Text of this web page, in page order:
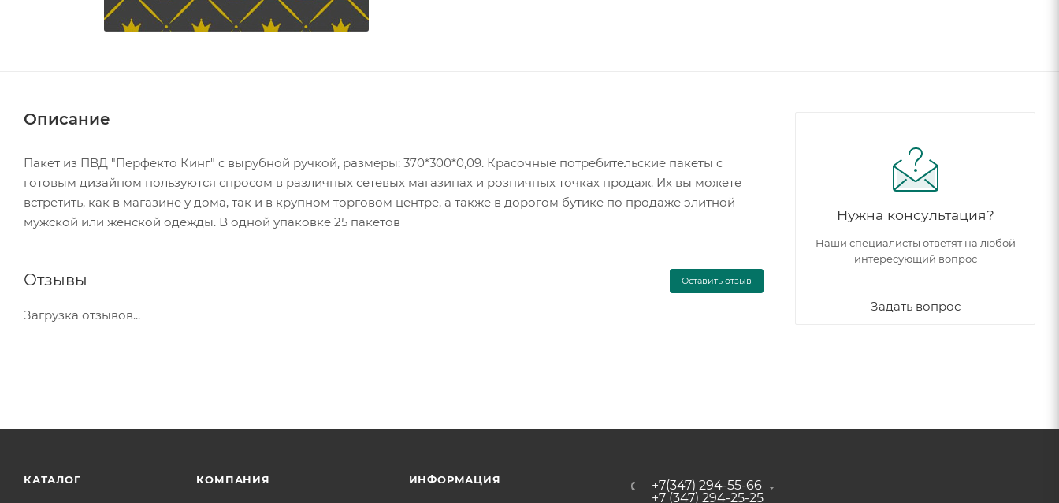
Описание
Пакет из ПВД "Перфекто Кинг" с вырубной ручкой, размеры: 370*300*0,09. Красочные потребительские пакеты с
готовым дизайном пользуются спросом в различных сетевых магазинах и розничных точках продаж. Их вы можете
встретить, как в магазине у дома, так и в крупном торговом центре, а также в дорогом бутике по продаже элитной
мужской или женской одежды. В одной упаковке 25 пакетов
Отзывы Оставить отзыв
Загрузка отзывов...
Нужна консультация?
Наши специалисты ответят на любой
интересующий вопрос
Задать вопрос
КАТАЛОГ КОМПАНИЯ ИНФОРМАЦИЯ
+7(347) 294-55-66
+7 (347) 294-25-25